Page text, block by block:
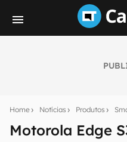
Home Notícias Produtos
Motorola Edge
notícias e reviews
mão.